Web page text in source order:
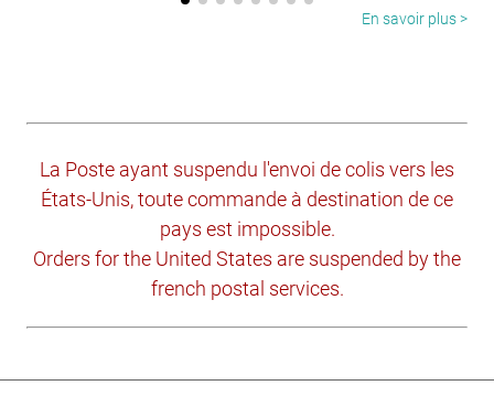
En savoir plus >
La Poste ayant suspendu l'envoi de colis vers les
États-Unis, toute commande à destination de ce
pays est impossible.
Orders for the United States are suspended by the
french postal services.